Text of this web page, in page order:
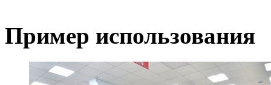
Пример использования